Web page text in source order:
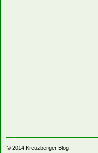
© 2014 Kreuzberger Blog